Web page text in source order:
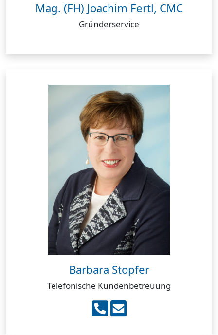
Mag. (FH) Joachim Fertl, CMC
Gründerservice
Barbara Stopfer
Telefonische Kundenbetreuung